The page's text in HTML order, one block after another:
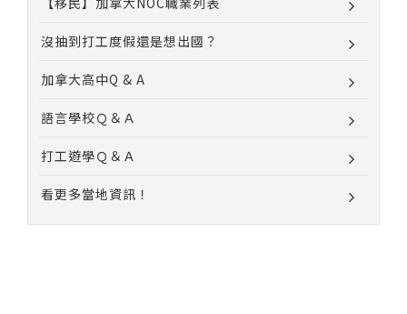
沒抽到打工度假還是想出國？
加拿大高中Q & A
語言學校Ｑ＆Ａ
打工遊學Ｑ＆Ａ
看更多當地資訊！